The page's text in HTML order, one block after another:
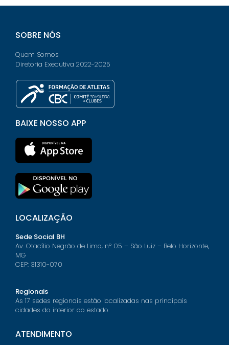
SOBRE NÓS
Quem Somos
Diretoria Executiva 2022-2025
BAIXE NOSSO APP
LOCALIZAÇÃO
Sede Social BH
Av. Otacílio Negrão de Lima, nº 05 – São Luiz – Belo Horizonte,
MG
CEP: 31310-070
Regionais
As 17 sedes regionais estão localizadas nas principais
cidades do interior do estado.
ATENDIMENTO